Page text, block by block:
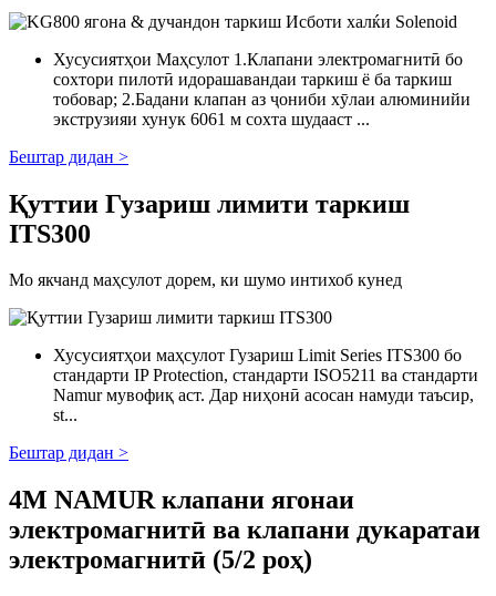
Хусусиятҳои Маҳсулот 1.Клапани электромагнитӣ бо
сохтори пилотӣ идорашавандаи таркиш ё ба таркиш
тобовар; 2.Бадани клапан аз ҷониби хӯлаи алюминийи
экструзияи хунук 6061 м сохта шудааст ...
Бештар дидан >
Қуттии Гузариш лимити таркиш
ITS300
Мо якчанд маҳсулот дорем, ки шумо интихоб кунед
Хусусиятҳои маҳсулот Гузариш Limit Series ITS300 бо
стандарти IP Protection, стандарти ISO5211 ва стандарти
Namur мувофиқ аст. Дар ниҳонӣ асосан намуди таъсир,
st...
Бештар дидан >
4M NAMUR клапани ягонаи
электромагнитӣ ва клапани дукаратаи
электромагнитӣ (5/2 роҳ)